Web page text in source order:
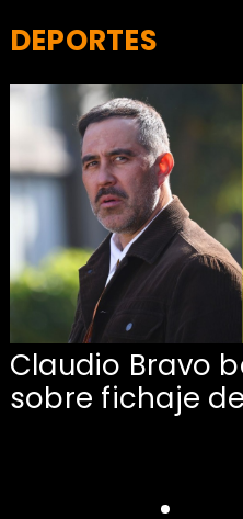
Claudio Bravo
sobre fichaje
DEPORTES